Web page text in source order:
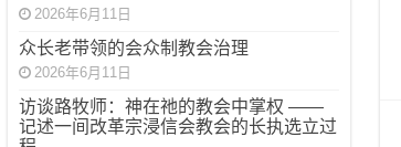
2026年6月11日
众长老带领的会众制教会治理
2026年6月11日
访谈路牧师：神在祂的教会中掌权 ——
记述一间改革宗浸信会教会的长执选立过